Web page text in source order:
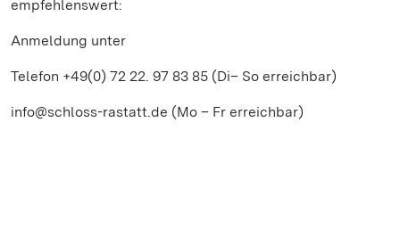
empfehlenswert:
Anmeldung unter
Telefon +49(0) 72 22. 97 83 85 (Di– So erreichbar)
info@schloss-rastatt.de (Mo – Fr erreichbar)